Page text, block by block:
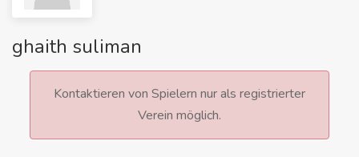
ghaith suliman
Kontaktieren von Spielern nur als registrierter
Verein möglich.